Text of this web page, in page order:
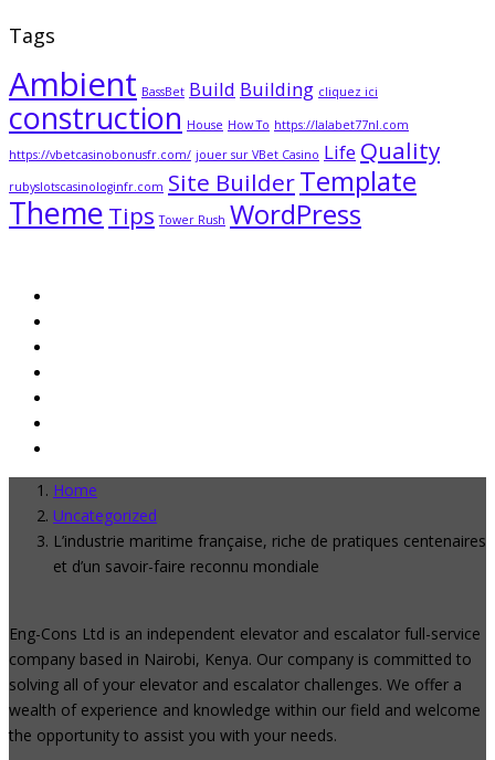
Tags
Ambient BassBet Build Building cliquez ici
construction House How To https://lalabet77nl.com
https://vbetcasinobonusfr.com/ jouer sur VBet Casino Life Quality
rubyslotscasinologinfr.com Site BuilderTemplate
Theme Tips Tower Rush WordPress
Home
Uncategorized
L’industrie maritime française, riche de pratiques centenaires
et d’un savoir-faire reconnu mondiale
Eng-Cons Ltd is an independent elevator and escalator full-service
company based in Nairobi, Kenya. Our company is committed to
solving all of your elevator and escalator challenges. We offer a
wealth of experience and knowledge within our field and welcome
the opportunity to assist you with your needs.